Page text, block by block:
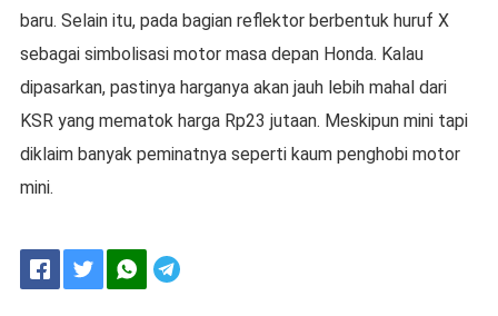
baru. Selain itu, pada bagian reflektor berbentuk huruf X
sebagai simbolisasi motor masa depan Honda. Kalau
dipasarkan, pastinya harganya akan jauh lebih mahal dari
KSR yang mematok harga Rp23 jutaan. Meskipun mini tapi
diklaim banyak peminatnya seperti kaum penghobi motor
mini.